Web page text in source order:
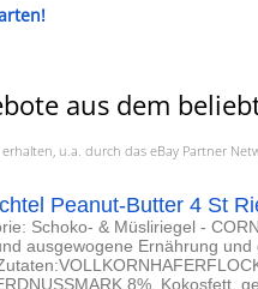
aus dem
u.a. durch das eBay Partner
Peanut-Butter 4 St
Schoko- & Müsliriegel -
ausgewogene Ernährung und
8%, Kokosfett,